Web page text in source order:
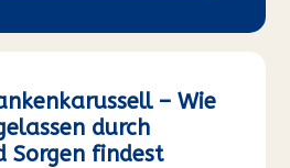
– Wie
durch
Sorgen findest